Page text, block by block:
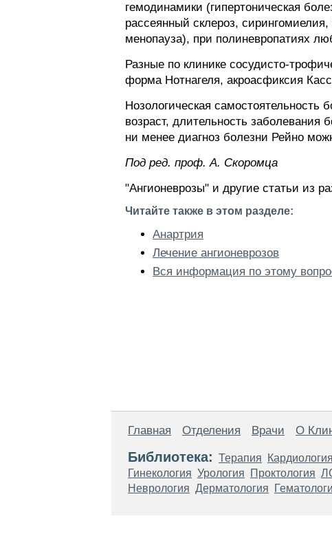
гемодинамики (гипертоническая
рассеянный склероз,
менопауза), при полиневропатиях
Разные по клинике сосудисто-
форма Нотнагеля, акроасфиксия
Нозологическая самостоятельность
возраст, длительность заболевания
ни менее диагноз болезни Рейно
Пoд peд. проф. А. Скоромца
"Ангионеврозы" и другие статьи из
Читайте также в этом разделе:
Анартрия
Лечение ангионеврозов
Вся информация по этому
Главная Отделения Врачи О
Библиотека: Терапия Кардиология
Гинекология Урология Проктология
Неврология Дерматология